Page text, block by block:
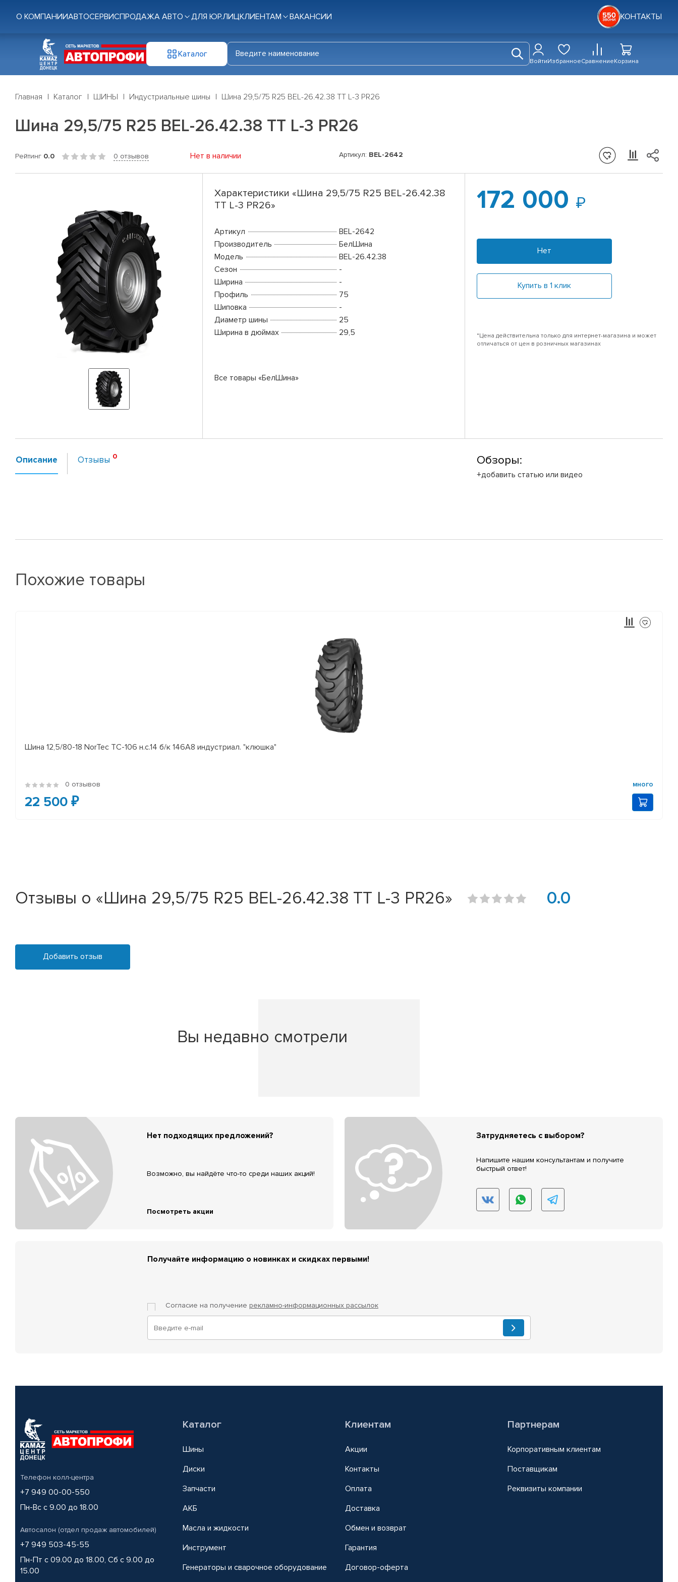
О КОМПАНИИАВТОСЕРВИСПРОДАЖА АВТО ДЛЯ ЮР.ЛИЦКЛИЕНТАМ ВАКАНСИИ КОНТАКТЫ
Каталог
ВойтиИзбранноеСравнениеКорзина
Главная Каталог ШИНЫ Индустриальные шины Шина 29,5/75 R25 BEL-26.42.38 TT L-3 PR26
Шина 29,5/75 R25 BEL-26.42.38 TT L-3 PR26
Рейтинг 0.0 0 отзывов Нет в наличии Артикул: BEL-2642
Характеристики «Шина 29,5/75 R25 BEL-26.42.38
TT L-3 PR26»
Артикул
BEL-2642
Производитель
БелШина
Модель
BEL-26.42.38
Сезон
-
Ширина
-
Профиль
75
Шиповка
-
Диаметр шины
25
Ширина в дюймах
29,5
Все товары «БелШина»
172 000
Нет
Купить в 1 клик
*Цена действительна только для интернет-магазина и может
отличаться от цен в розничных магазинах
Описание Отзывы Обзоры:
+добавить статью или видео
Похожие товары
Шина 12,5/80-18 NorTec TC-106 н.с.14 б/к 146A8 индустриал. "клюшка"
0 отзывов много
22 500 ₽
Отзывы о «Шина 29,5/75 R25 BEL-26.42.38 TT L-3 PR26» 0.0
Добавить отзыв
Вы недавно смотрели
Нет подходящих предложений?
Возможно, вы найдёте что-то среди наших акций!
Посмотреть акции
Затрудняетесь с выбором?
Напишите нашим консультантам и получите
быстрый ответ!
Получайте информацию о новинках и скидках первыми!
Согласие на получение рекламно-информационных рассылок
Телефон колл-центра
+7 949 00-00-550
Пн-Вс с 9.00 до 18.00
Автосалон (отдел продаж автомобилей)
+7 949 503-45-55
Пн-Пт с 09.00 до 18.00, Сб с 9.00 до
15.00
Каталог
Шины
Диски
Запчасти
АКБ
Масла и жидкости
Инструмент
Генераторы и сварочное оборудование
Клиентам
Акции
Контакты
Оплата
Доставка
Обмен и возврат
Гарантия
Договор-оферта
Партнерам
Корпоративным клиентам
Поставщикам
Реквизиты компании